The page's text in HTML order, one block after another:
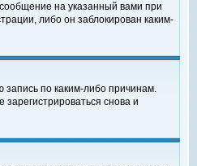
на указанный вами при
либо он заблокирован каким-
по каким-либо причинам.
снова и